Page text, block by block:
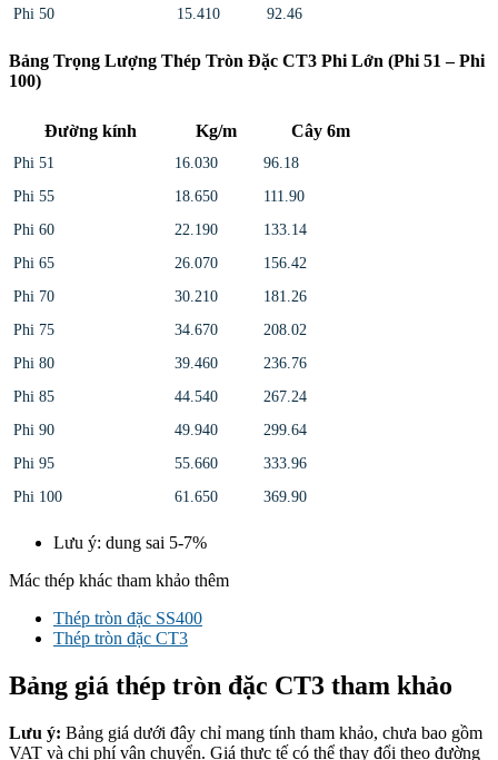
Phi 50 15.410 92.46
Bảng Trọng Lượng Thép Tròn Đặc CT3 Phi Lớn (Phi 51 – Phi
100)
Đường kính Kg/m Cây 6m
Phi 51 16.030
96.18
Phi 55
18.650
111.90
Phi 60
22.190
133.14
Phi 65
26.070
156.42
Phi 70
30.210
181.26
Phi 75
34.670
208.02
Phi 80
39.460
236.76
Phi 85
44.540
267.24
Phi 90
49.940
299.64
Phi 95
55.660
333.96
Phi 100
61.650 369.90
Lưu ý: dung sai 5-7%
Mác thép khác tham khảo thêm
Thép tròn đặc SS400
Thép tròn đặc CT3
Bảng giá thép tròn đặc CT3 tham khảo
Lưu ý: Bảng giá dưới đây chỉ mang tính tham khảo, chưa bao gồm
VAT và chi phí vận chuyển. Giá thực tế có thể thay đổi theo đường